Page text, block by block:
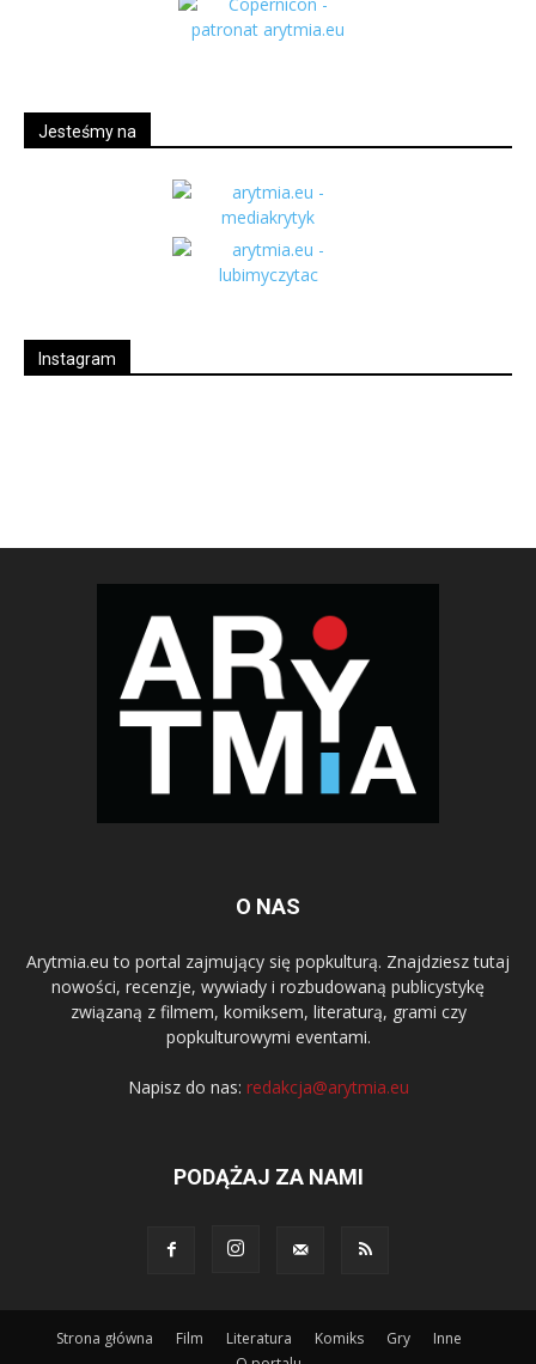
Jesteśmy na
Instagram
O NAS
Arytmia.eu to portal zajmujący się popkulturą. Znajdziesz tutaj
nowości, recenzje, wywiady i rozbudowaną publicystykę
związaną z filmem, komiksem, literaturą, grami czy
popkulturowymi eventami.
Napisz do nas: redakcja@arytmia.eu
PODĄŻAJ ZA NAMI
Strona główna Film Literatura Komiks Gry
Inne